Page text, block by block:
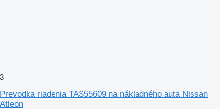
3
Prevodka riadenia TAS55609 na nákladného auta Nissan
Atleon